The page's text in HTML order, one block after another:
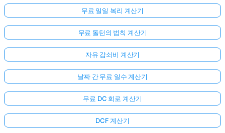
여
그
인
하
세
무료 일일 복리 계산기
무료 돌턴의 법칙 계산기
자유 감쇠비 계산기
날짜 간 무료 일수 계산기
무료 DC 회로 계산기
DCF 계산기